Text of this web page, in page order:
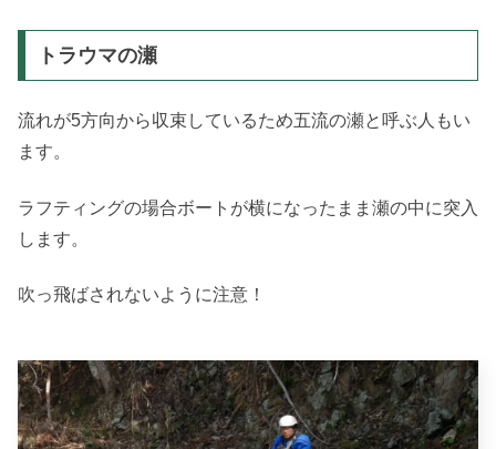
トラウマの瀬
流れが5方向から収束しているため五流の瀬と呼ぶ人もい
ます。
ラフティングの場合ボートが横になったまま瀬の中に突入
します。
吹っ飛ばされないように注意！